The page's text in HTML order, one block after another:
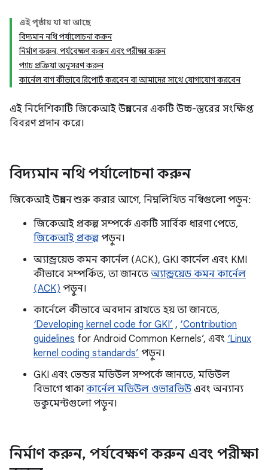
এই পৃষ্ঠায় যা যা আছে
বিদ্যমান নথি পর্যালোচনা করুন
নির্মাণ করুন, পর্যবেক্ষণ করুন এবং পরীক্ষা করুন
প্যাচ প্রক্রিয়া অনুসরণ করুন
কার্নেল বাগ কীভাবে রিপোর্ট করবেন বা আমাদের সাথে যোগাযোগ করবেন
এই নির্দেশিকাটি জিকেআই উন্নয়নের একটি উচ্চ-স্তরের সংক্ষিপ্ত
বিবরণ প্রদান করে।
বিদ্যমান নথি পর্যালোচনা করুন
জিকেআই উন্নয়ন শুরু করার আগে, নিম্নলিখিত নথিগুলো পড়ুন:
জিকেআই প্রকল্প সম্পর্কে একটি সার্বিক ধারণা পেতে,
জিকেআই প্রকল্পপড়ুন।
অ্যান্ড্রয়েড কমন কার্নেল (ACK), GKI কার্নেল এবং KMI
কীভাবে সম্পর্কিত, তা জানতে অ্যান্ড্রয়েড কমন কার্নেল
(ACK) পড়ুন।
কার্নেলে কীভাবে অবদান রাখতে হয় তা জানতে,
‘Developing kernel code for GKI’ , ‘Contribution
guidelines for Android Common Kernels’, এবং ‘Linux
kernel coding standards’ পড়ুন।
GKI এবং ভেন্ডর মডিউল সম্পর্কে জানতে, মডিউল
বিভাগে থাকাকার্নেল মডিউল ওভারভিউ এবং অন্যান্য
ডকুমেন্টগুলো পড়ুন।
নির্মাণ করুন, পর্যবেক্ষণ করুন এবং পরীক্ষা